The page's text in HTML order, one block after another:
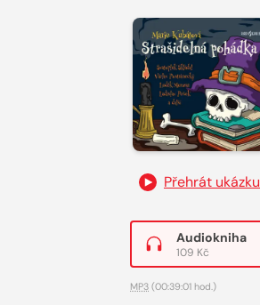
Přehrát ukázku
Audiokniha
109 Kč
MP3 (00:39:01 hod.)